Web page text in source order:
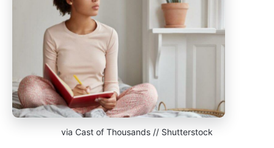
via Cast of Thousands // Shutterstock